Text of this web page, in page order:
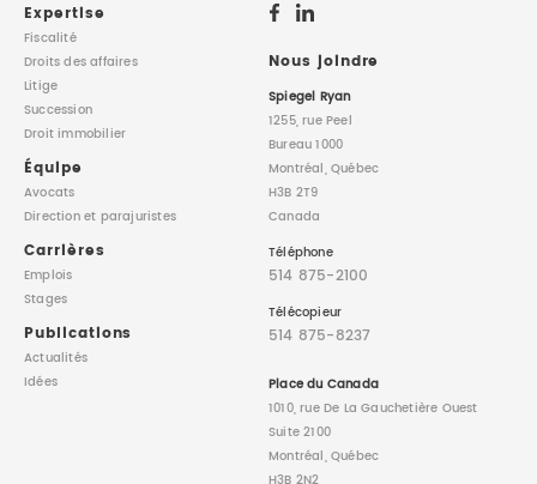
Expertise
Fiscalité
Droits des affaires
Litige
Succession
Droit immobilier
Équipe
Avocats
Directionet parajuristes
Carrières
Emplois
Stages
Publications
Actualités
Idées
Nous joindre
Spiegel Ryan
1255, rue Peel
Bureau 1000
Montréal, Québec
H3B 2T9
Canada
Téléphone
514 875-2100
Télécopieur
514 875-8237
Place du Canada
1010, rue De La Gauchetière Ouest
Suite 2100
Montréal, Québec